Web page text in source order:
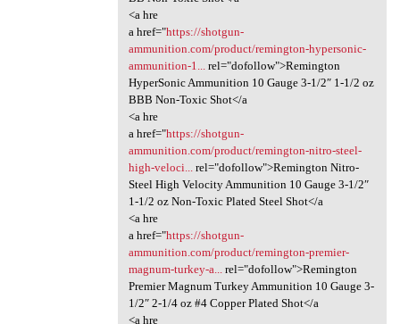
<a hre
a href="https://shotgun-
ammunition.com/product/remington-hypersonic-
ammunition-1...rel="dofollow">Remington
HyperSonic Ammunition 10 Gauge 3-1/2″ 1-1/2 oz
BBB Non-Toxic Shot</a
<a hre
a href="https://shotgun-
ammunition.com/product/remington-nitro-steel-
high-veloci...rel="dofollow">Remington Nitro-
Steel High Velocity Ammunition 10 Gauge 3-1/2″
1-1/2 oz Non-Toxic Plated Steel Shot</a
<a hre
a href="https://shotgun-
ammunition.com/product/remington-premier-
magnum-turkey-a...rel="dofollow">Remington
Premier Magnum Turkey Ammunition 10 Gauge 3-
1/2″ 2-1/4 oz #4 Copper Plated Shot</a
<a hre